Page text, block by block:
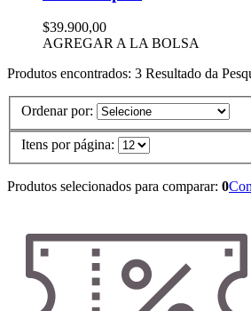
$39.900,00
AGREGAR A LA BOLSA
Produtos encontrados: 3 Resultado da
Ordenar por:
Itens por página:
Produtos selecionados para comparar: 0